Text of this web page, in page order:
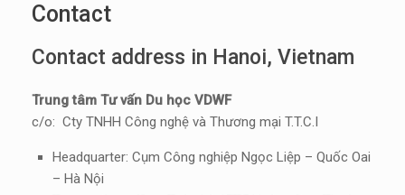
Contact
Contact address in Hanoi, Vietnam
Trung tâm Tư vấn Du học VDWF
c/o: Cty TNHH Công nghệ và Thương mại T.T.C.I
Headquarter: Cụm Công nghiệp Ngọc Liệp – Quốc Oai
– Hà Nội